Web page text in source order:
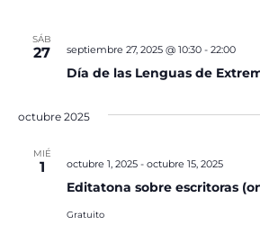
SÁB
27
Día de las Lenguas de
septiembre 27, 2025 @ 10:30- 22:00
octubre 2025
MIÉ
1
Editatona sobre escritoras
octubre 1, 2025- octubre 15, 2025
Gratuito